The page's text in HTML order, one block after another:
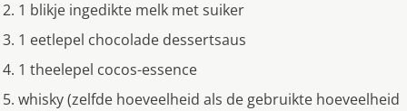
1 blikje ingedikte melk met suiker
1 eetlepel chocolade dessertsaus
1 theelepel cocos-essence
whisky (zelfde hoeveelheid als de gebruikte hoeveelheid